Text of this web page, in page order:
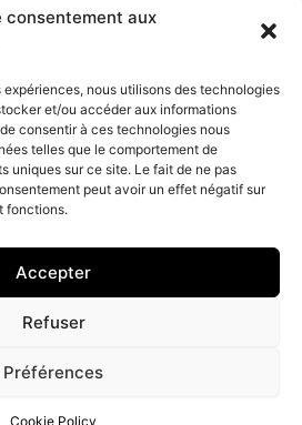
consentement aux
nous utilisons des technologies
et/ou accéder aux informations
consentir à ces technologies nous
telles que le comportement de
uniques sur ce site. Le fait de ne pas
peut avoir un effet négatif sur
fonctions.
Accepter
Refuser
Préférences
Cookie Policy
infolettres
pour vos partys de Noël
corporatifs
pour événements
corporatifs